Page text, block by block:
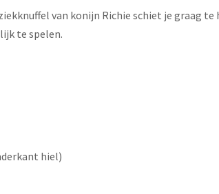
van konijn Richie schiet je graag
te spelen.
hiel)